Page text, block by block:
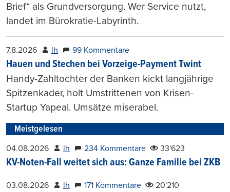
Brief“ als Grundversorgung. Wer Service nutzt,
landet im Bürokratie-Labyrinth.
7.8.2026 lh 99 Kommentare
Hauen und Stechen bei Vorzeige-Payment Twint
Handy-Zahltochter der Banken kickt langjährige
Spitzenkader, holt Umstrittenen von Krisen-
Startup Yapeal. Umsätze miserabel.
Meistgelesen
04.08.2026 lh 234 Kommentare 33'623
KV-Noten-Fall weitet sich aus: Ganze Familie bei ZKB
03.08.2026 lh 171 Kommentare 20'210